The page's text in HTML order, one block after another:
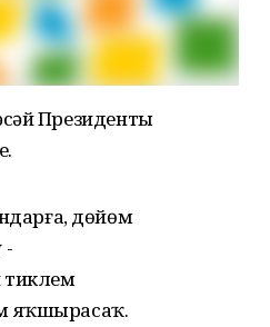
Президенты
дөйөм
-
тиклем
яҡшырасаҡ.